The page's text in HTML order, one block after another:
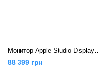
88 399 грн